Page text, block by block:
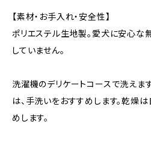
【素材・お手入れ・安全性】
ポリエステル生地製。愛犬に安心な
していません。
洗濯機のデリケートコースで洗えま
は、手洗いをおすすめします。乾燥
めします。